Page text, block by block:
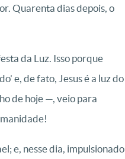
Quarenta dias depois, o
da Luz. Isso porque
e, de fato, Jesus é a luz do
de hoje —, veio para
e, nesse dia, impulsionado